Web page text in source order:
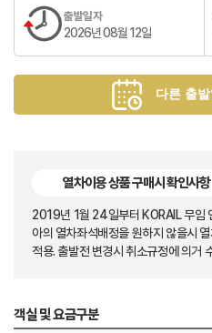
출발일자
2026년 08월 12일
열차이용 상품 구매시 확인사항
2019년 1월 24일부터 KORAIL 무임
아의 열차좌석배정을 원하지 않을시
적용. 출발전 변경시 취소규정에 의거
객실 및 요금구분